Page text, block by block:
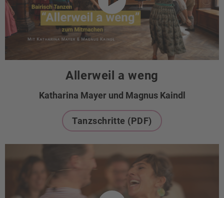
Allerweil a weng
Katharina Mayer und Magnus Kaindl
Tanzschritte (PDF)